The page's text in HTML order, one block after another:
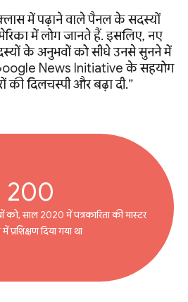
क्लास में पढ़ाने वाले पैनल के सदस्यों
में लोग जानते हैं. इसलिए, नए
के अनुभवों को सीधे उनसे सुनने में
News Initiative के सहयोग
की दिलचस्पी और बढ़ा दी.”
200
को, साल 2020 में पत्रकारिता की मास्टर
प्रशिक्षण दिया गया था